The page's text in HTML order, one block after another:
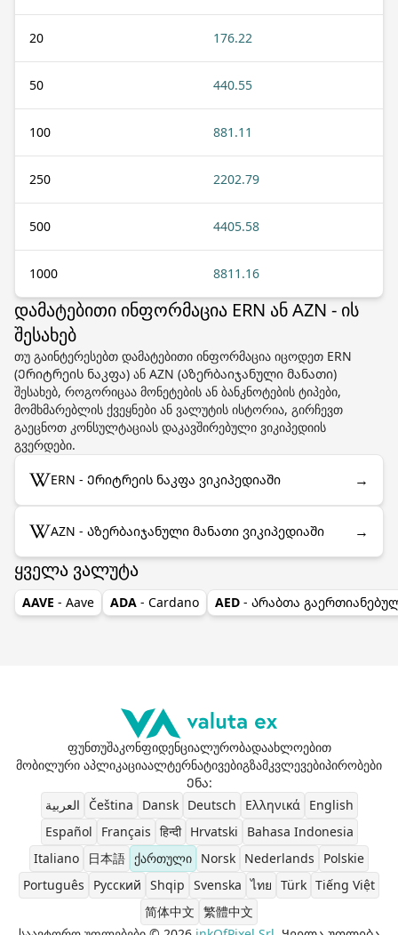
20 176.22
50 440.55
100 881.11
250 2202.79
500 4405.58
1000 8811.16
დამატებითი ინფორმაცია ERN ან AZN - ის
შესახებ
თუ გაინტერესებთ დამატებითი ინფორმაცია იცოდეთ ERN
(Ერიტრეის ნაკფა) ან AZN (Აზერბაიჯანული მანათი)
შესახებ, როგორიცაა მონეტების ან ბანკნოტების ტიპები,
მომხმარებლის ქვეყნები ან ვალუტის ისტორია, გირჩევთ
გაეცნოთ კონსულტაციას დაკავშირებული ვიკიპედიის
გვერდები.
ERN - Ერიტრეის ნაკფა ვიკიპედიაში →
AZN - Აზერბაიჯანული მანათი ვიკიპედიაში →
ყველა ვალუტა
AAVE - Aave ADA - Cardano AED - Არაბთა
ფუნთუშაკონფიდენციალურობადაახლოებით
მობილური აპლიკაციაალტერნატივებიგზამკვლევებიპირობები
Ენა:
العربية
Čeština Dansk Deutsch Ελληνικά
English
Español
Français हिन्दी Hrvatski
Bahasa Indonesia
Italiano
日本語 ქართული Norsk Nederlands
Polskie
Português
Pусский Shqip Svenska ไทย Türk Tiếng Việt
简体中文 繁體中文